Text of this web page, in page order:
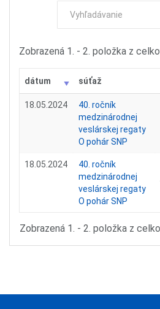
Zobrazená 1. - 2. položka z
dátum súťaž
18.05.2024
40. ročník
medzinárodnej
veslárskej regaty
O pohár SNP
18.05.2024
40. ročník
medzinárodnej
veslárskej regaty
O pohár SNP
Zobrazená 1. - 2. položka z